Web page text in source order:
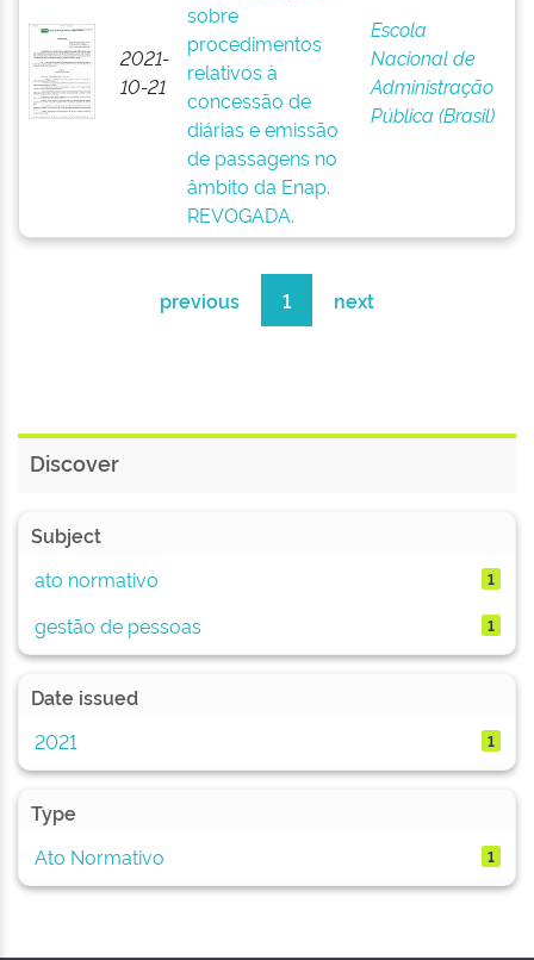
2021-
10-21
sobre
procedimentos
relativos à
concessão de
diárias e emissão
de passagens no
âmbito da Enap.
REVOGADA.
Escola
Nacional de
Administração
Pública (Brasil)
previous 1 next
Discover
Subject
ato normativo
1
gestão de pessoas 1
Date issued
2021
1
Type
Ato Normativo
1